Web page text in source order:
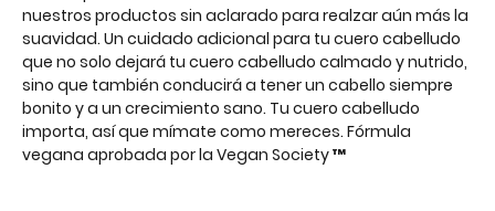
nuestros productos sin aclarado para realzar aún más la
suavidad. Un cuidado adicional para tu cuero cabelludo
que no solo dejará tu cuero cabelludo calmado y nutrido,
sino que también conducirá a tener un cabello siempre
bonito y a un crecimiento sano. Tu cuero cabelludo
importa, así que mímate como mereces. Fórmula
vegana aprobada por la Vegan Society ™